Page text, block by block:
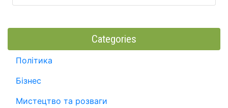
Categories
Політика
Бізнес
Мистецтво та розваги